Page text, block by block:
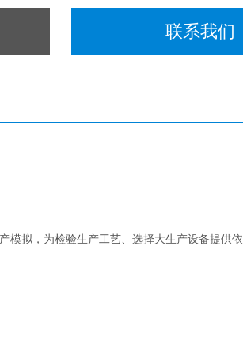
联系我们
模拟，为检验生产工艺、选择大生产设备提供